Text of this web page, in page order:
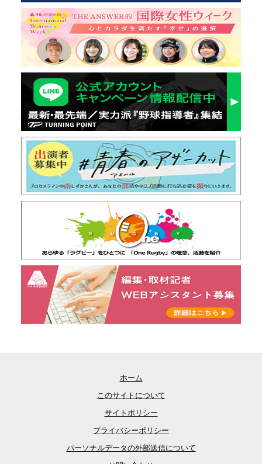
ホーム
このサイトについて
サイトポリシー
プライバシーポリシー
パーソナルデータの外部送信について